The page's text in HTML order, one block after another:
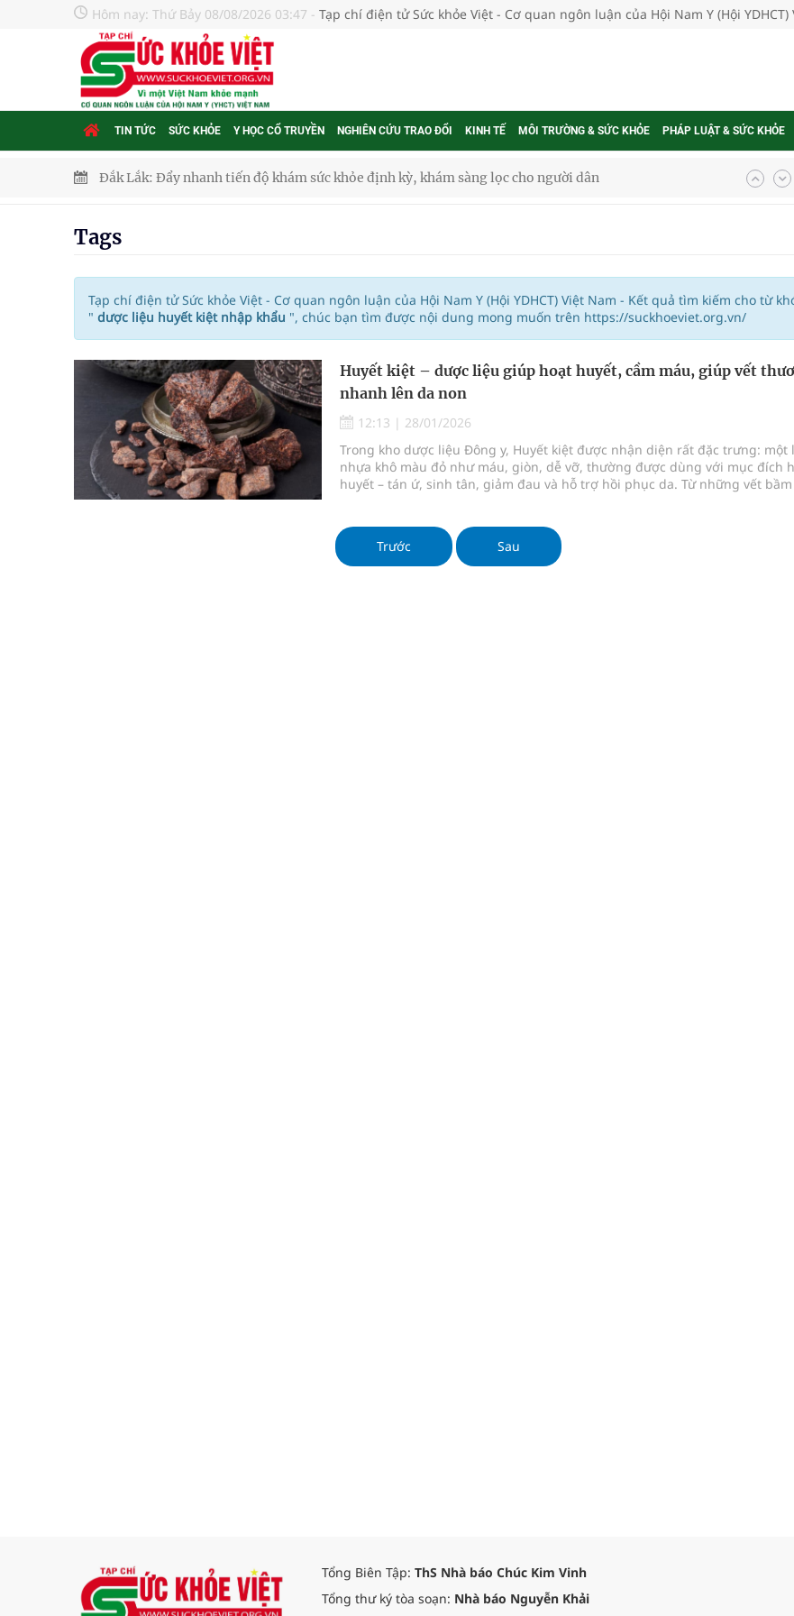
Hôm nay: Thứ Bảy 08/08/2026 03:47 - Tạp chí điện tử Sức khỏe Việt - Cơ quan ngôn luận của Hội Nam Y (Hội YDHCT)
TIN TỨC SỨC KHỎE Y HỌC CỔ TRUYỀN NGHIÊN CỨU TRAO ĐỔI KINH TẾ MÔI TRƯỜNG & SỨC KHỎE PHÁP LUẬT & SỨC KHỎE
Đắk Lắk: Đẩy nhanh tiến độ khám sức khỏe định kỳ, khám sàng lọc cho người dân
Nhiều lợi thế để nâng chất lượng y tế
Vương Thành Công: Khi việc học bắt đầu từ trải nghiệm thực tế
Chấn chỉnh hoạt động kinh doanh dược liệu
Súp lơ xanh mang đến hy vọng mới trong phòng ngừa ung thư
Tác Dụng Chống Kết Tập Tiểu Cầu Và Chống Đông Máu Của Các Loài Nhân Sâm (Panax Spp.): Tổng
Quan Bằng Chứng Dược Lý Và Cơ Chế Phân Tử
Xây dựng bản đồ mạng lưới cấp cứu ngoại viện toàn quốc
Tags
Tạp chí điện tử Sức khỏe Việt - Cơ quan ngôn luận của Hội Nam Y (Hội YDHCT) Việt Nam - Kết quả tìm kiếm cho từ
" dược liệu huyết kiệt nhập khẩu ", chúc bạn tìm được nội dung mong muốn trên https://suckhoeviet.org.vn/
Huyết kiệt – dược liệu giúp hoạt huyết, cầm máu, giúp vết
nhanh lên da non
12:13 | 28/01/2026
Trong kho dược liệu Đông y, Huyết kiệt được nhận diện rất đặc trưng: một
nhựa khô màu đỏ như máu, giòn, dễ vỡ, thường được dùng với mục đích
huyết – tán ứ, sinh tân, giảm đau và hỗ trợ hồi phục da. Từ những vết bầm
cổ truyền như một “vị thuốc cầm máu – liền da” quen thuộc.
Trước Sau
Tổng Biên Tập: ThS Nhà báo Chúc Kim Vinh
Tổng thư ký tòa soạn: Nhà báo Nguyễn Khải